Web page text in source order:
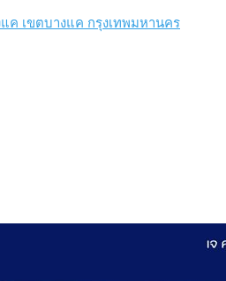
ค เขตบางแค กรุงเทพมหานคร